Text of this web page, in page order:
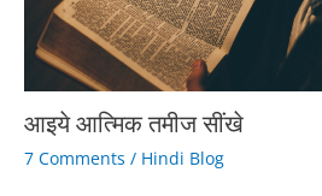
आइये आत्मिक तमीज सींखे
7 Comments / Hindi Blog